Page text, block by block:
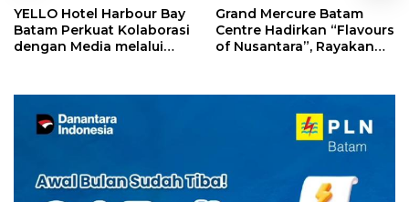
YELLO Hotel Harbour Bay
Batam Perkuat Kolaborasi
dengan Media melalui
Grand Mercure Batam
Centre Hadirkan “Flavours
of Nusantara”, Rayakan